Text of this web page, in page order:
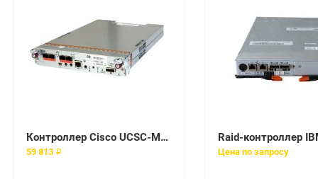
Контроллер Cisco UCSC-MRAID12G
59 813 ₽ Цена по запросу